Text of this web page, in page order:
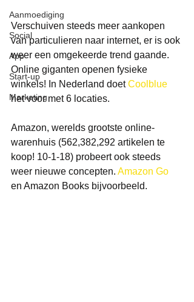
Aanmoediging
Social
App
Start-up
Marketing
Verschuiven steeds meer aankopen
van particulieren naar internet, er is ook
weer een omgekeerde trend gaande.
Online giganten openen fysieke
winkels! In Nederland doet Coolblue
het voor met 6 locaties.
Amazon, werelds grootste online-
warenhuis (562,382,292 artikelen te
koop! 10-1-18) probeert ook steeds
weer nieuwe concepten. Amazon Go
en Amazon Books bijvoorbeeld.